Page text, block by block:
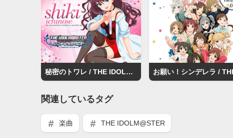
秘密のトワレ / THE IDOLM@STER
関連しているタグ
楽曲 THE IDOLM@STER